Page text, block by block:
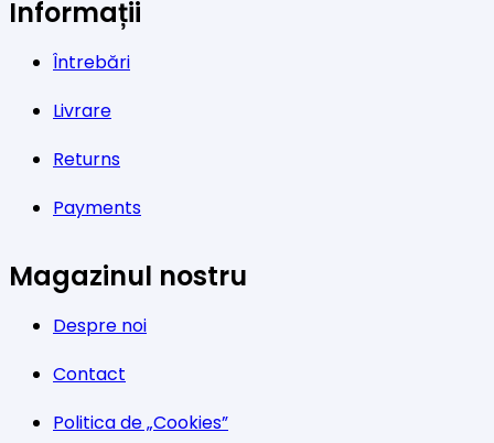
Informații
Întrebări
Livrare
Returns
Payments
Magazinul nostru
Despre noi
Contact
Politica de „Cookies”